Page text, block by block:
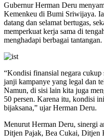
Gubernur Herman Deru
Kemenkeu di Bumi Sriwijaya.
datang dan selamat bertugas,
memperkuat kerja sama di
menghadapi berbagai tantangan.
“Kondisi finansial negara
janji kampanye yang legal dan
Namun, di sisi lain kita juga
50 persen. Karena itu, kondisi
bijaksana,” ujar Herman Deru.
Menurut Herman Deru, sinergi
Ditjen Pajak, Bea Cukai, Ditjen